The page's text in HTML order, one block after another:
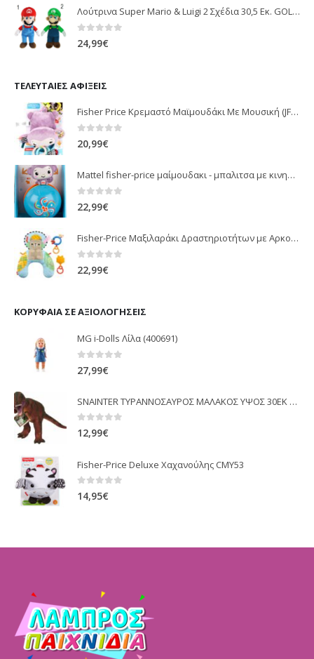
Λούτρινα Super Mario & Luigi 2 Σχέδια 30,5 Εκ. GOL13769
0 out of 5
24,99€
ΤΕΛΕΥΤΑΊΕΣ ΑΦΊΞΕΙΣ
Fisher Price Κρεμαστό Μαϊμουδάκι Με Μουσική (JFF02)
0 out of 5
20,99€
Mattel fisher-price μαίμουδακι - μπαλιτσα με κινηση JLB95
22,99€
Fisher-Price Μαξιλαράκι Δραστηριοτήτων με Αρκουδάκι (JHB44)
22,99€
ΚΟΡΥΦΑΊΑ ΣΕ ΑΞΙΟΛΟΓΉΣΕΙΣ
MG i-Dolls Λίλα (400691)
27,99€
SNAINTER ΤΥΡΑΝΝΟΣΑΥΡΟΣ ΜΑΛΑΚΟΣ ΥΨΟΣ 30EK ΣΑΚΟΥΛΑ PVC 29.020-2
0 out of 5
12,99€
Fisher-Price Deluxe Χαχανούλης CMY53
0 out of 5
14,95€